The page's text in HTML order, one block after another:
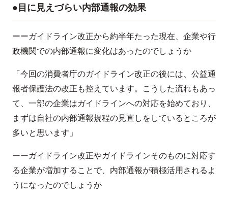
●目に見えづらい内部通報の効果
ーーガイドライン改正から約半年たった現在、企業や行
政機関での内部通報に変化はあったのでしょうか
「今回の消費者庁のガイドライン改正の後には、公益通
報者保護法の改正も控えています。こうした流れもあっ
て、一部の企業はガイドラインへの対応を始めており、
まずは自社の内部通報規程の見直しをしているところが
多いと思います」
ーーガイドライン改正やガイドラインそのものに対応す
る企業が増加することで、内部通報が積極活用されるよ
うになったのでしょうか